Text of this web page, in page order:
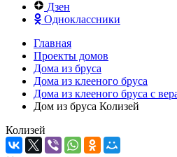
Дзен
Одноклассники
Главная
Проекты домов
Дома из бруса
Дома из клееного бруса
Дома из клееного бруса с
Дом из бруса Колизей
Колизей